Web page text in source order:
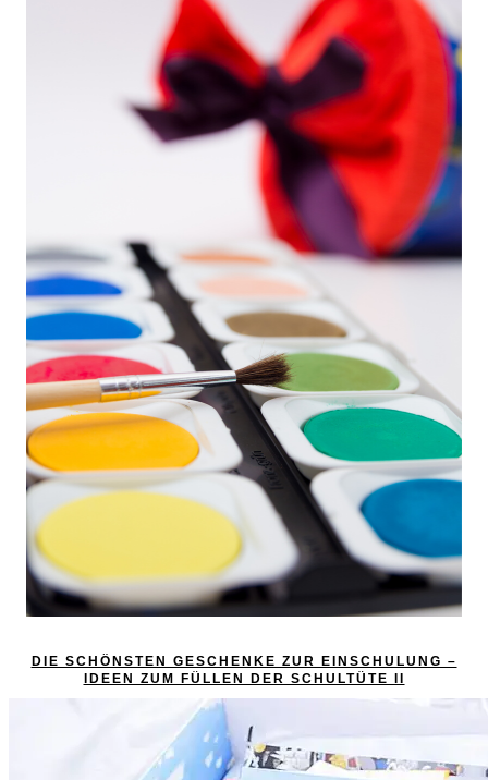
DIE SCHÖNSTEN GESCHENKE ZUR EINSCHULUNG –
IDEEN ZUM FÜLLEN DER SCHULTÜTE II